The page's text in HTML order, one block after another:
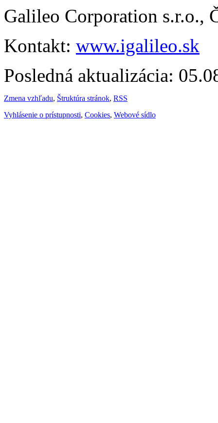
Galileo Corporation s.r.o.,
Kontakt: www.igalileo.sk
Posledná aktualizácia:
Zmena vzhľadu, Štruktúra stránok, RSS
Vyhlásenie o prístupnosti, Cookies, Webové sídlo